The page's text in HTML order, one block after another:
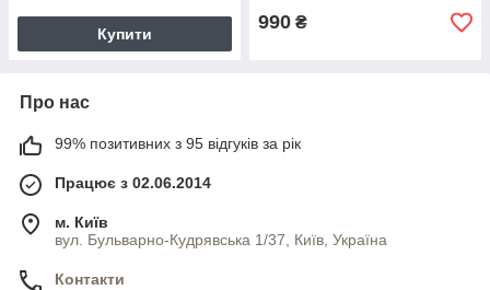
Купити
990 ₴
Про нас
99% позитивних з 95 відгуків за рік
Працює з 02.06.2014
м. Київ
вул. Бульварно-Кудрявська 1/37, Київ, Україна
Контакти